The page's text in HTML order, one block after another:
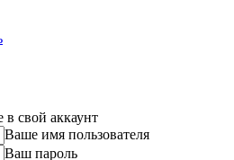
в свой аккаунт
Ваше имя пользователя
Ваш пароль